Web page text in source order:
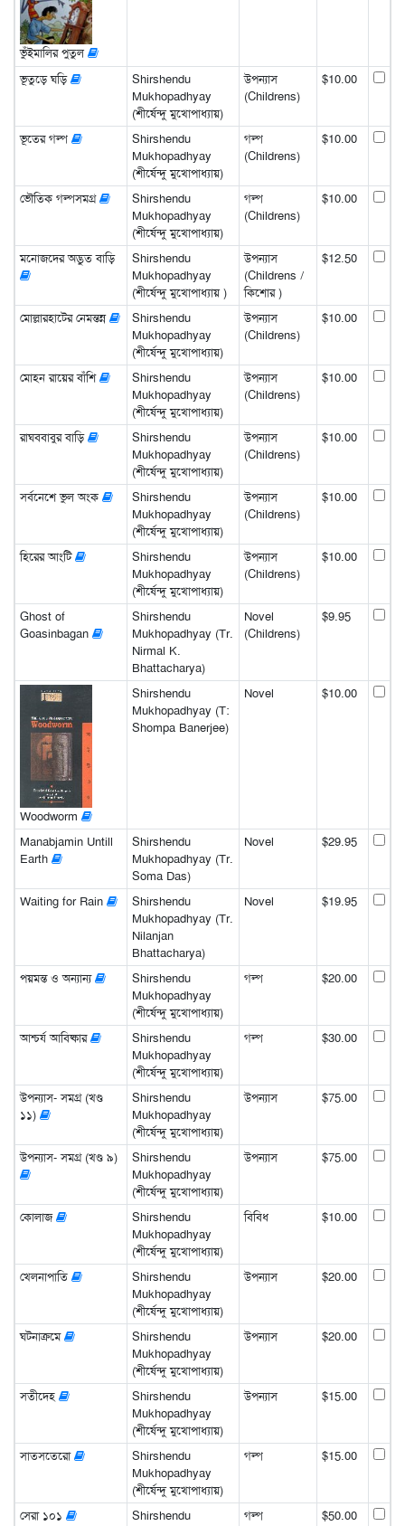
ভুঁইমালির পুতুল
ভূতুড়ে ঘড়ি
Shirshendu
Mukhopadhyay
(শীর্ষেন্দু মুখোপাধ্যায়)
উপন্যাস
(Childrens)
$10.00
ভূতের গল্প
Shirshendu
Mukhopadhyay
(শীর্ষেন্দু মুখোপাধ্যায়)
গল্প
(Childrens)
$10.00
ভৌতিক গল্পসমগ্র
Shirshendu
Mukhopadhyay
(শীর্ষেন্দু মুখোপাধ্যায়)
গল্প
(Childrens)
$10.00
মনোজদের অদ্ভুত বাড়ি
Shirshendu
Mukhopadhyay
(শীর্ষেন্দু মুখোপাধ্যায় )
উপন্যাস
(Childrens /
কিশোর )
$12.50
মোল্লারহাটের নেমন্তন্ন
Shirshendu
Mukhopadhyay
(শীর্ষেন্দু মুখোপাধ্যায়)
উপন্যাস
(Childrens)
$10.00
মোহন রায়ের বাঁশি
Shirshendu
Mukhopadhyay
(শীর্ষেন্দু মুখোপাধ্যায়)
উপন্যাস
(Childrens)
$10.00
রাঘববাবুর বাড়ি
Shirshendu
Mukhopadhyay
(শীর্ষেন্দু মুখোপাধ্যায়)
উপন্যাস
(Childrens)
$10.00
সর্বনেশে ভুল অংক
Shirshendu
Mukhopadhyay
(শীর্ষেন্দু মুখোপাধ্যায়)
উপন্যাস
(Childrens)
$10.00
হিরের আংটি
Shirshendu
Mukhopadhyay
(শীর্ষেন্দু মুখোপাধ্যায়)
উপন্যাস
(Childrens)
$10.00
Ghost of
Goasinbagan
Shirshendu
Mukhopadhyay (Tr.
Nirmal K.
Bhattacharya)
Novel
(Childrens)
$9.95
Woodworm
Shirshendu
Mukhopadhyay (T:
Shompa Banerjee)
Novel $10.00
Manabjamin Untill
Earth
Shirshendu
Mukhopadhyay (Tr.
Soma Das)
Novel $29.95
Waiting for Rain
Shirshendu
Mukhopadhyay (Tr.
Nilanjan
Bhattacharya)
Novel $19.95
পয়মন্ত ও অন্যান্য
Shirshendu
Mukhopadhyay
(শীর্ষেন্দু মুখোপাধ্যায়)
গল্প $20.00
আশ্চর্য আবিষ্কার
Shirshendu
Mukhopadhyay
(শীর্ষেন্দু মুখোপাধ্যায়)
গল্প $30.00
উপন্যাস- সমগ্র (খণ্ড
১১)
Shirshendu
Mukhopadhyay
(শীর্ষেন্দু মুখোপাধ্যায়)
উপন্যাস $75.00
উপন্যাস- সমগ্র (খণ্ড ৯)
Shirshendu
Mukhopadhyay
(শীর্ষেন্দু মুখোপাধ্যায়)
উপন্যাস $75.00
কোলাজ
Shirshendu
Mukhopadhyay
(শীর্ষেন্দু মুখোপাধ্যায়)
বিবিধ $10.00
খেলনাপাতি
Shirshendu
Mukhopadhyay
(শীর্ষেন্দু মুখোপাধ্যায়)
উপন্যাস $20.00
ঘটনাক্রমে
Shirshendu
Mukhopadhyay
(শীর্ষেন্দু মুখোপাধ্যায়)
উপন্যাস $20.00
সতীদেহ
Shirshendu
Mukhopadhyay
(শীর্ষেন্দু মুখোপাধ্যায়)
উপন্যাস $15.00
সাতসতেরো
Shirshendu
Mukhopadhyay
(শীর্ষেন্দু মুখোপাধ্যায়)
গল্প $15.00
সেরা ১০১
Shirshendu
গল্প $50.00